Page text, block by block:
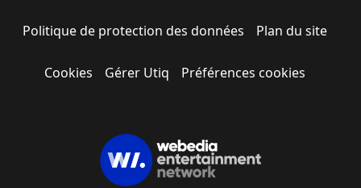
Politique de protection des données Plan du site
Cookies Gérer Utiq Préférences cookies